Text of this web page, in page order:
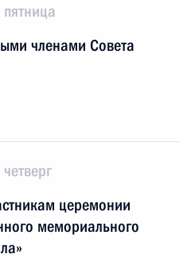
членами Совета
церемонии
мемориального